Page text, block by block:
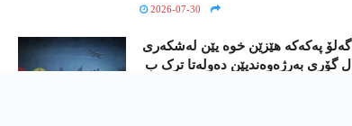
2026-07-30
گەلۆ پەکەکە ھێزێن خوە یێن لەشکەری
ل گۆری بەرژەوەندیێن دەولەتا ترک ب